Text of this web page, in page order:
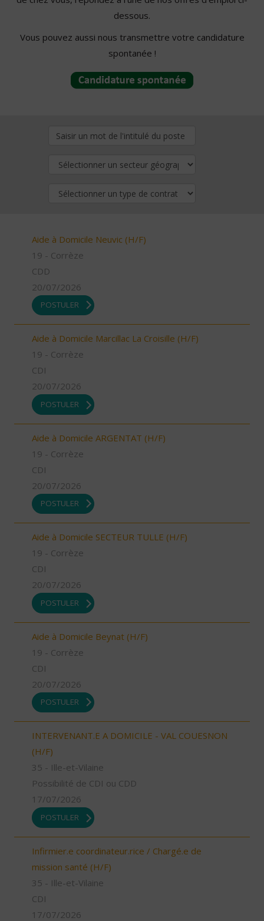
dessous.
Vous pouvez aussi nous transmettre votre candidature
spontanée !
Aide à Domicile Neuvic (H/F)
19 - Corrèze
CDD
20/07/2026
POSTULER
Aide à Domicile Marcillac La Croisille (H/F)
19 - Corrèze
CDI
20/07/2026
POSTULER
Aide à Domicile ARGENTAT (H/F)
19 - Corrèze
CDI
20/07/2026
POSTULER
Aide à Domicile SECTEUR TULLE (H/F)
19 - Corrèze
CDI
20/07/2026
POSTULER
Aide à Domicile Beynat (H/F)
19 - Corrèze
CDI
20/07/2026
POSTULER
INTERVENANT.E A DOMICILE - VAL COUESNON
(H/F)
35 - Ille-et-Vilaine
Possibilité de CDI ou CDD
17/07/2026
POSTULER
Infirmier.e coordinateur.rice / Chargé.e de
mission santé (H/F)
35 - Ille-et-Vilaine
CDI
17/07/2026